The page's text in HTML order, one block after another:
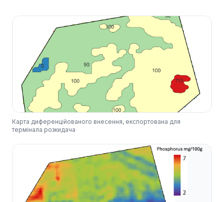
Карта диференційованого внесення, експортована для
термінала розкидача